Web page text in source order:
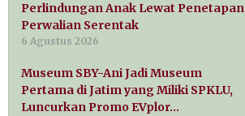
Perlindungan Anak Lewat Penetapan
Perwalian Serentak
6 Agustus 2026
Museum SBY-Ani Jadi Museum
Pertama di Jatim yang Miliki SPKLU,
Luncurkan Promo EVplor…